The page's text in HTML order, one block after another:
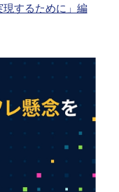
するために」編